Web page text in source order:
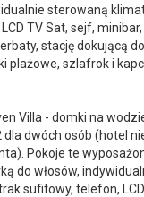
sterowaną
TV Sat, sejf,
stację dokującą
plażowe, szlafrok i
Villa - domki na
dla dwóch osób (hotel
Pokoje te
do włosów,
sufitowy, telefon,